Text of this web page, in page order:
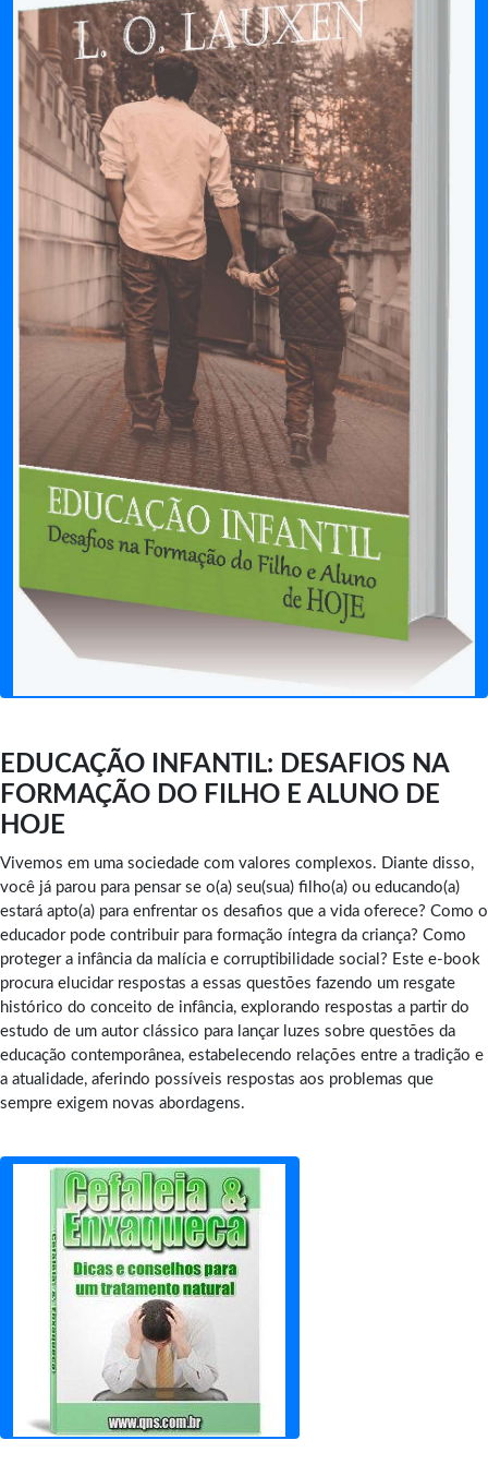
EDUCAÇÃO INFANTIL: DESAFIOS NA
FORMAÇÃO DO FILHO E ALUNO DE
HOJE
Vivemos em uma sociedade com valores complexos. Diante disso,
você já parou para pensar se o(a) seu(sua) filho(a) ou educando(a)
estará apto(a) para enfrentar os desafios que a vida oferece? Como o
educador pode contribuir para formação íntegra da criança? Como
proteger a infância da malícia e corruptibilidade social? Este e-book
procura elucidar respostas a essas questões fazendo um resgate
histórico do conceito de infância, explorando respostas a partir do
estudo de um autor clássico para lançar luzes sobre questões da
educação contemporânea, estabelecendo relações entre a tradição e
a atualidade, aferindo possíveis respostas aos problemas que
sempre exigem novas abordagens.